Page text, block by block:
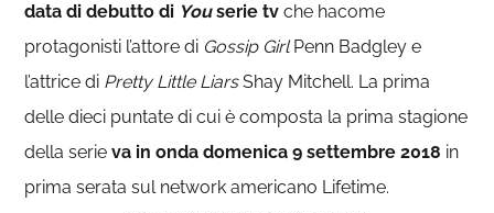
data di debutto di Youserie tv che hacome
protagonisti l’attore di Gossip GirlPenn Badgley e
l’attrice di Pretty Little LiarsShay Mitchell. La prima
delle dieci puntate di cui è composta la prima stagione
della serie va in onda domenica 9 settembre 2018 in
prima serata sul network americano Lifetime.